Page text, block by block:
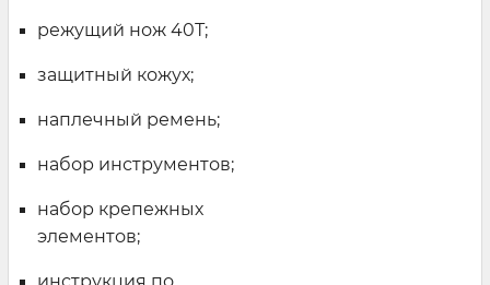
режущий нож 40Т;
защитный кожух;
наплечный ремень;
набор инструментов;
набор крепежных
элементов;